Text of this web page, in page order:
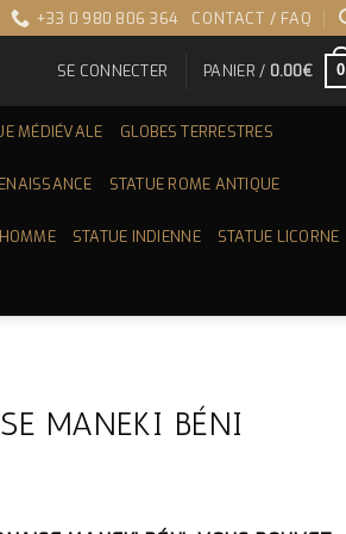
+33 0 980 806 364 CONTACT / FAQ
SE CONNECTER PANIER / 0.00€ 0
MÉDIÉVALE GLOBES TERRESTRES
STATUE ROME ANTIQUE
STATUE INDIENNE STATUE LICORNE
MANEKI BÉNI